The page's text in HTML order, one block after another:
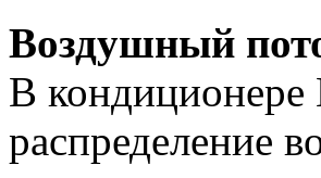
Воздушный
В
распределение